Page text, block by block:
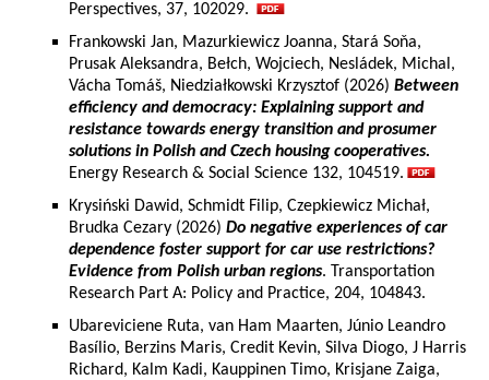
Perspectives, 37, 102029.
Frankowski Jan, Mazurkiewicz Joanna, Stará Soňa,
Prusak Aleksandra, Bełch, Wojciech, Nesládek, Michal,
Vácha Tomáš, Niedziałkowski Krzysztof (2026) Between
efficiency and democracy: Explaining support and
resistance towards energy transition and prosumer
solutions in Polish and Czech housing cooperatives.
Energy Research & Social Science 132, 104519.
Krysiński Dawid, Schmidt Filip, Czepkiewicz Michał,
Brudka Cezary (2026) Do negative experiences of car
dependence foster support for car use restrictions?
Evidence from Polish urban regions. Transportation
Research Part A: Policy and Practice, 204, 104843.
Ubareviciene Ruta, van Ham Maarten, Júnio Leandro
Basílio, Berzins Maris, Credit Kevin, Silva Diogo, J Harris
Richard, Kalm Kadi, Kauppinen Timo, Krisjane Zaiga,